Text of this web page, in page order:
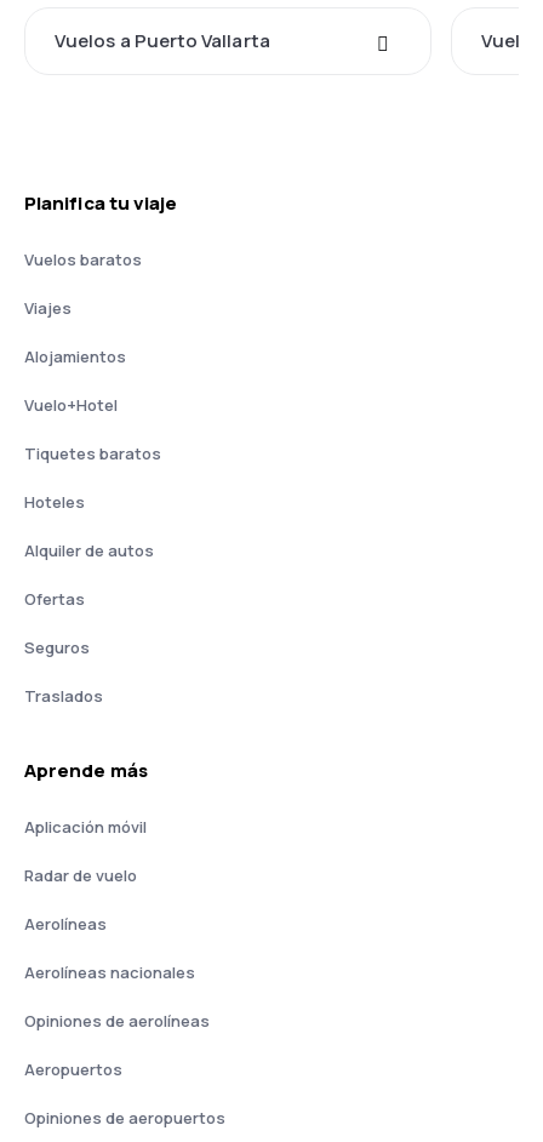
Vuelos a Puerto Vallarta
Planifica tu viaje
Vuelos baratos
Viajes
Alojamientos
Vuelo+Hotel
Tiquetes baratos
Hoteles
Alquiler de autos
Ofertas
Seguros
Traslados
Aprende más
Aplicación móvil
Radar de vuelo
Aerolíneas
Aerolíneas nacionales
Opiniones de aerolíneas
Aeropuertos
Opiniones de aeropuertos